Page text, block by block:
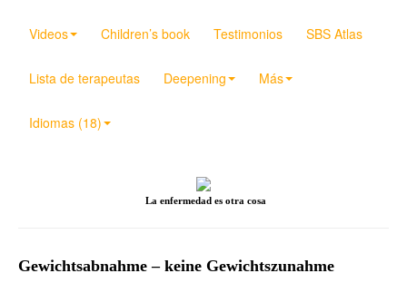
Videos Children’s book Testimonios SBS Atlas
Lista de terapeutas Deepening Más
Idiomas (18)
La enfermedad es otra cosa
Gewichtsabnahme – keine Gewichtszunahme